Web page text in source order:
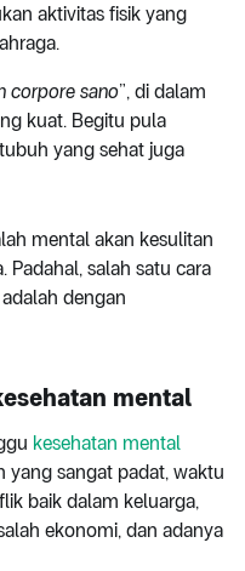
aktivitas fisik yang
corpore sano”, di dalam
kuat. Begitu pula
yang sehat juga
mental akan kesulitan
Padahal, salah satu cara
dengan
mental
kesehatan mental
yang sangat padat, waktu
baik dalam keluarga,
ekonomi, dan adanya